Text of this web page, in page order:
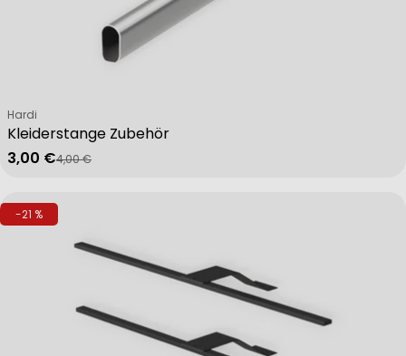
Kleiderstange Zubehör
Verkäufer:
Hardi
Verkaufspreis
3,00 €
Regulärer Preis
4,00 €
-21 %